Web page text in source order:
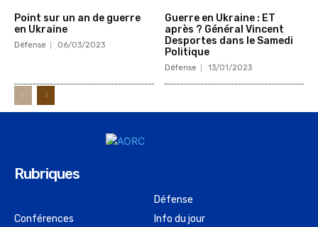
Point sur un an de guerre
en Ukraine
Défense 06/03/2023
Guerre en Ukraine : ET
après ? Général Vincent
Desportes dans le Samedi
Politique
Défense 13/01/2023
Rubriques
Conférences
Défense
Info du jour